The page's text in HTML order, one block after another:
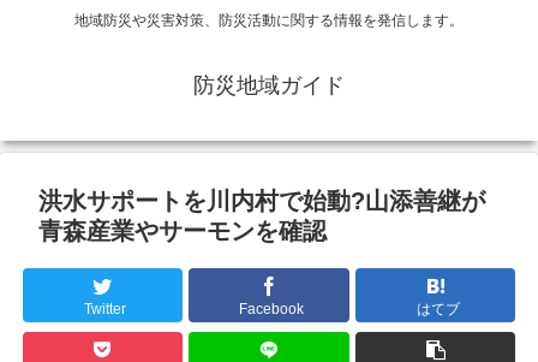
地域防災や災害対策、防災活動に関する情報を発信します。
防災地域ガイド
洪水サポートを川内村で始動?山添善継が
青森産業やサーモンを確認
Twitter Facebook はてブ